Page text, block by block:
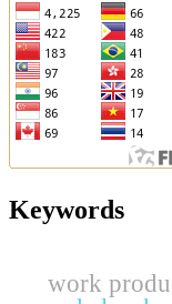
Keywords
work